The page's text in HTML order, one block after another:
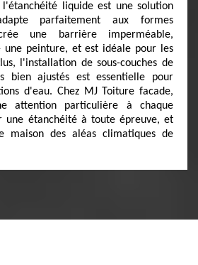
liquide est une solution
parfaitement aux formes
une barrière imperméable,
une peinture, et est idéale pour les
l'installation de sous-couches de
bien ajustés est essentielle pour
d'eau. Chez MJ Toiture facade,
attention particulière à chaque
une étanchéité à toute épreuve, et
maison des aléas climatiques de